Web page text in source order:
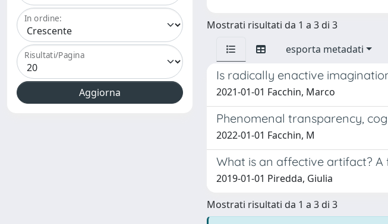
In ordine:
Risultati/Pagina
Mostrati risultati da 1 a 3 di 3
esporta metadati
Is radically enactive
2021-01-01 Facchin, Marco
Phenomenal transparency,
2022-01-01 Facchin, M
What is an affective artifact?
2019-01-01 Piredda, Giulia
Mostrati risultati da 1 a 3 di 3